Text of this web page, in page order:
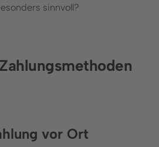
sinnvoll?
vor Ort